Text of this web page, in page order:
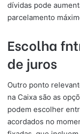
dívidas pode
parcelamento
Escolha
de juros
Outro ponto
na Caixa são as
podem escolher
acordados no